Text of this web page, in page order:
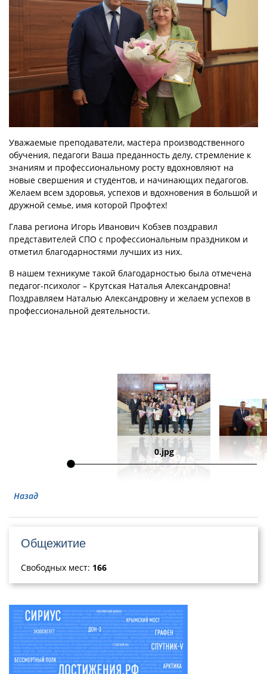
Уважаемые преподаватели, мастера производственного
обучения, педагоги Ваша преданность делу, стремление к
знаниям и профессиональному росту вдохновляют на
новые свершения и студентов, и начинающих педагогов.
Желаем всем здоровья, успехов и вдохновения в большой и
дружной семье, имя которой Профтех!
Глава региона Игорь Иванович Кобзев поздравил
представителей СПО с профессиональным праздником и
отметил благодарностями лучших из них.
В нашем техникуме такой благодарностью была отмечена
педагог-психолог – Крутская Наталья Александровна!
Поздравляем Наталью Александровну и желаем успехов в
профессиональной деятельности.
0.jpg
Назад
Общежитие
Свободных мест: 166